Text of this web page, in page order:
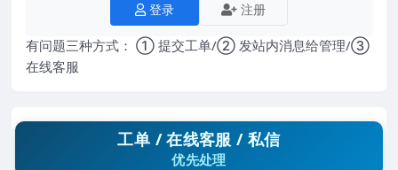
登录 注册
有问题三种方式： ① 提交工单/② 发站内消息给管理/③
在线客服
工单 / 在线客服 / 私信
优先处理